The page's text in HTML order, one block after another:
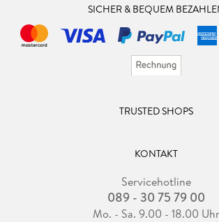
SICHER & BEQUEM
TRUSTED SHOPS
KONTAKT
Servicehotline
089 - 30 75 79 00
Mo. - Sa. 9.00 - 18.00 Uhr